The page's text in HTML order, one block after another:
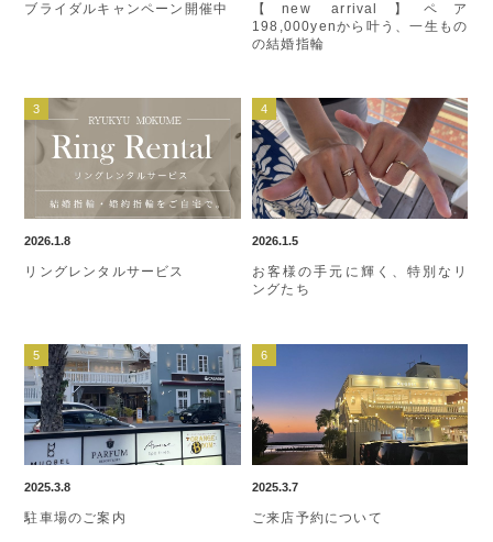
ブライダルキャンペーン開催中
【new arrival】ペア
198,000yenから叶う、一生もの
の結婚指輪
2026.1.8
リングレンタルサービス
2026.1.5
お客様の手元に輝く、特別なリ
ングたち
2025.3.8
駐車場のご案内
2025.3.7
ご来店予約について